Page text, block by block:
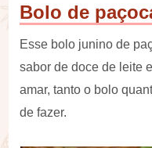
Bolo de
Esse bolo junino de
sabor de doce de leite
amar, tanto o bolo
de fazer.